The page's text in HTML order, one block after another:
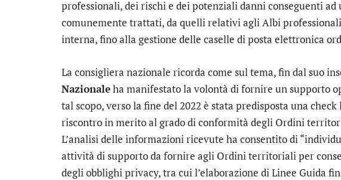
professionali, dei rischi e dei potenziali danni conseguenti
comunemente trattati, da quelli relativi agli Albi
interna, fino alla gestione delle caselle di posta elettronica
La consigliera nazionale ricorda come sul tema, fin dal suo
Nazionaleha manifestato la volontà di fornire un supporto
tal scopo, verso la fine del 2022 è stata predisposta una
riscontro in merito al grado di conformità degli Ordini
L’analisi delle informazioni ricevute ha consentito di
attività di supporto da fornire agli Ordini territoriali per
degli obblighi privacy, tra cui l’elaborazione di Linee Guida